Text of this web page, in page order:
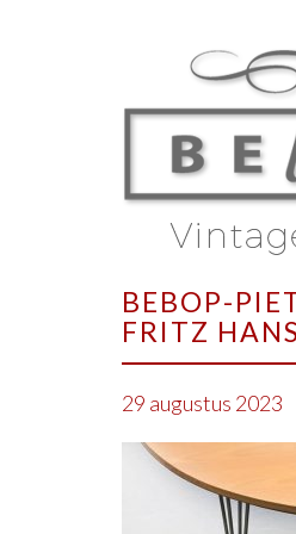
BEBOP-
FRITZ
29 augustus 2023